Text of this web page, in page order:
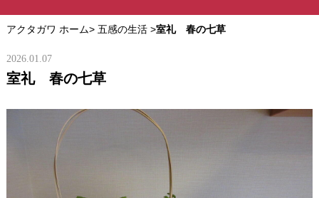
アクタガワ ホーム> 五感の生活>室礼 春の七草
2026.01.07
室礼 春の七草